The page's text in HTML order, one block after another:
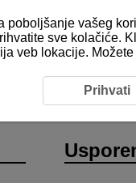
Usporeni/
poboljšanje vašeg
sve kolačiće.
veb lokacije.
Prihvati